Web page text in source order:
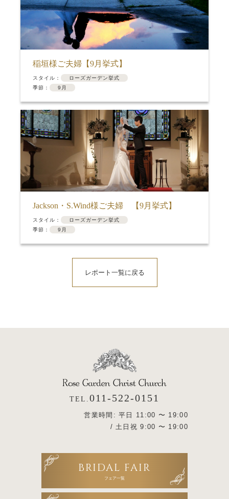
稲垣様ご夫婦【9月挙式】
スタイル：
ローズガーデン挙式
季節：
9月
Jackson・S.Wind様ご夫婦 【9月挙式】
スタイル：
ローズガーデン挙式
季節：
9月
レポート一覧に戻る
TEL. 011-522-0151
営業時間: 平日 11:00 〜 19:00
/ 土日祝 9:00 〜 19:00
BRIDAL FAIR
フェア一覧